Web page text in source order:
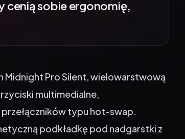
multimedialne,
typu hot-swap.
podkładkę pod nadgarstki z
pod kątem komfortu i